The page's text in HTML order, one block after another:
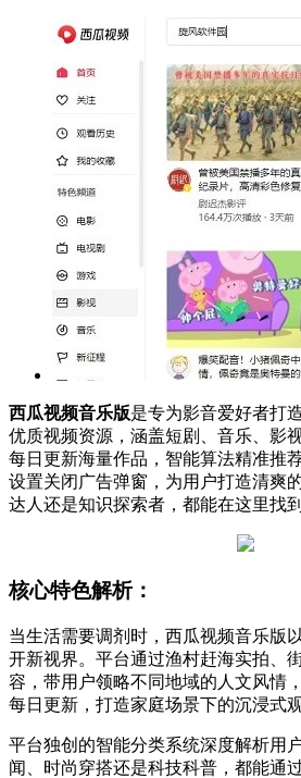
西瓜视频音乐版是专为影音爱好者打
优质视频资源，涵盖短剧、音乐、影
每日更新海量作品，智能算法精准推
设置关闭广告弹窗，为用户打造清爽
达人还是知识探索者，都能在这里找
核心特色解析：
当生活需要调剂时，西瓜视频音乐版
开新视界。平台通过渔村赶海实拍、
容，带用户领略不同地域的人文风情
每日更新，打造家庭场景下的沉浸式
平台独创的智能分类系统深度解析用
闻、时尚穿搭还是科技科普，都能通